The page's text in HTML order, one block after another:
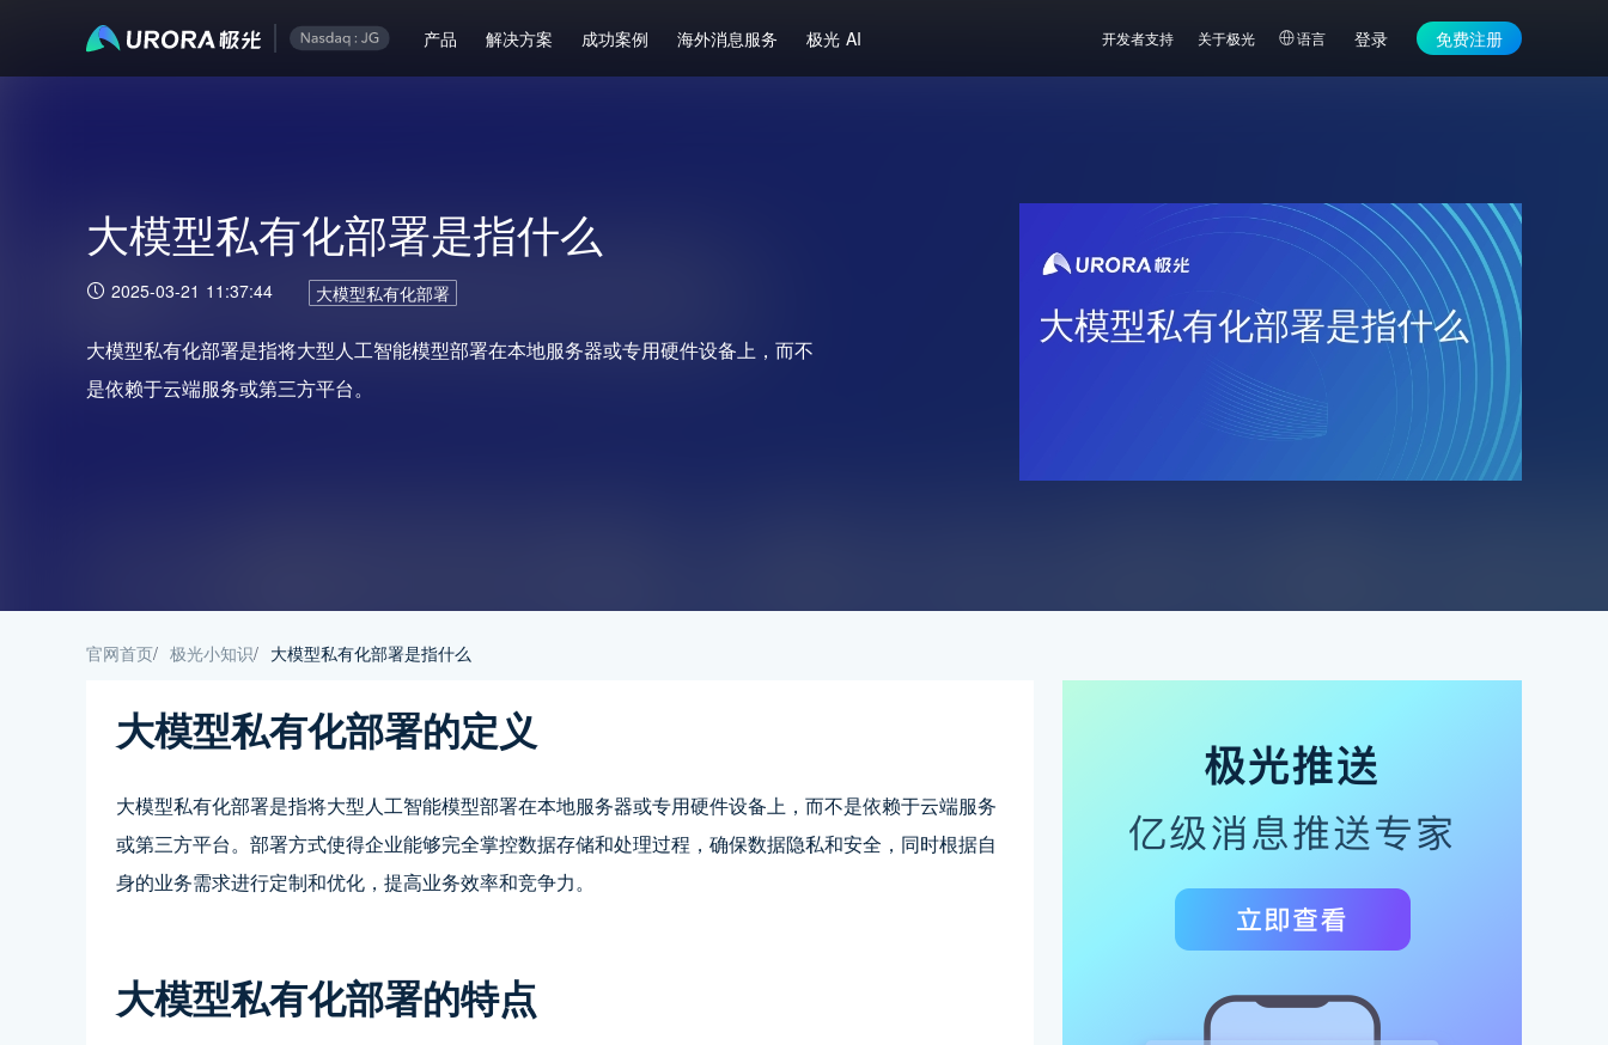
产品 解决方案 成功案例 海外消息服务 极光 AI 开发者支持 关于极光 语言 登录 免费注册
大模型私有化部署是指什么
2025-03-21 11:37:44 大模型私有化部署
大模型私有化部署是指将大型人工智能模型部署在本地服务器或专用硬件设备上，而不
是依赖于云端服务或第三方平台。
官网首页/ 极光小知识/ 大模型私有化部署是指什么
大模型私有化部署的定义
大模型私有化部署是指将大型人工智能模型部署在本地服务器或专用硬件设备上，而不是依赖于云端服务
或第三方平台。部署方式使得企业能够完全掌控数据存储和处理过程，确保数据隐私和安全，同时根据自
身的业务需求进行定制和优化，提高业务效率和竞争力。
大模型私有化部署的特点